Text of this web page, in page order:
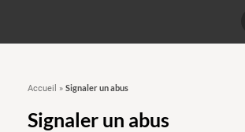
Accueil » Signaler un abus
Signaler un abus